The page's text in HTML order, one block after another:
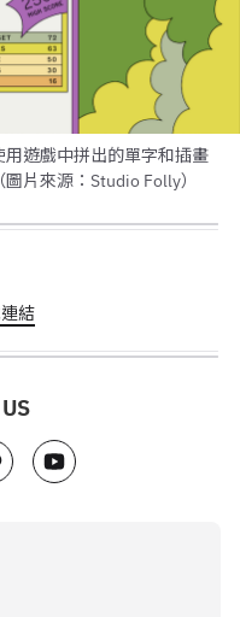
遊戲中拼出的單字和插畫
片來源：Studio Folly）
結